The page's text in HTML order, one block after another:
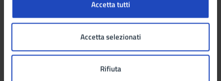
Accetta tutti
Accetta selezionati
Rifiuta
AMMINISTRAZIONE
Aree amministrative